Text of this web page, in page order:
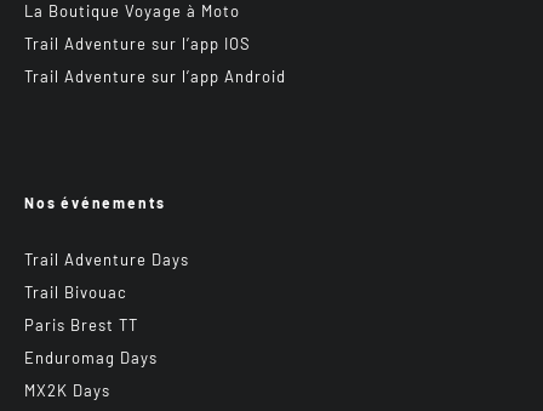
La Boutique Voyage à Moto
Trail Adventure sur l’app IOS
Trail Adventure sur l’app Android
Nos événements
Trail Adventure Days
Trail Bivouac
Paris Brest TT
Enduromag Days
MX2K Days